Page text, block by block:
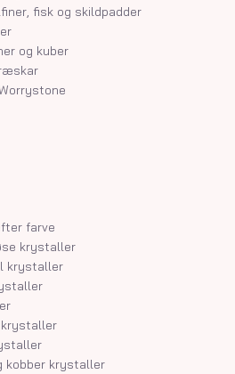
fisk og skildpadder
og kuber
farve
krystaller
krystaller
krystaller
kobber krystaller